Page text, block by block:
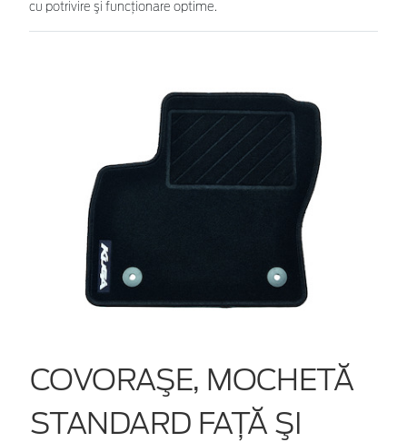
cu potrivire şi funcţionare optime.
COVORAŞE, MOCHETĂ
STANDARD FAŢĂ ŞI